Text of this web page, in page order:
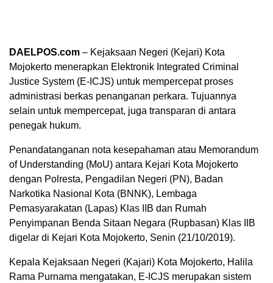
DAELPOS.com – Kejaksaan Negeri (Kejari) Kota
Mojokerto menerapkan Elektronik Integrated Criminal
Justice System (E-ICJS) untuk mempercepat proses
administrasi berkas penanganan perkara. Tujuannya
selain untuk mempercepat, juga transparan di antara
penegak hukum.
Penandatanganan nota kesepahaman atau Memorandum
of Understanding (MoU) antara Kejari Kota Mojokerto
dengan Polresta, Pengadilan Negeri (PN), Badan
Narkotika Nasional Kota (BNNK), Lembaga
Pemasyarakatan (Lapas) Klas IIB dan Rumah
Penyimpanan Benda Sitaan Negara (Rupbasan) Klas IIB
digelar di Kejari Kota Mojokerto, Senin (21/10/2019).
Kepala Kejaksaan Negeri (Kajari) Kota Mojokerto, Halila
Rama Purnama mengatakan, E-ICJS merupakan sistem